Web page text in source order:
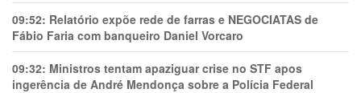
09:52: Relatório expõe rede de farras e NEGOCIATAS de
Fábio Faria com banqueiro Daniel Vorcaro
09:32: Ministros tentam apaziguar crise no STF apos
ingerência de André Mendonça sobre a Polícia Federal